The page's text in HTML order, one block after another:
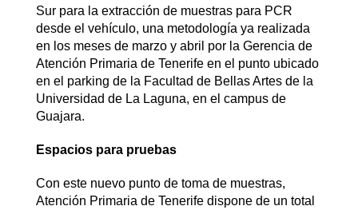
Sur para la extracción de muestras para PCR
desde el vehículo, una metodología ya realizada
en los meses de marzo y abril por la Gerencia de
Atención Primaria de Tenerife en el punto ubicado
en el parking de la Facultad de Bellas Artes de la
Universidad de La Laguna, en el campus de
Guajara.
Espacios para pruebas
Con este nuevo punto de toma de muestras,
Atención Primaria de Tenerife dispone de un total